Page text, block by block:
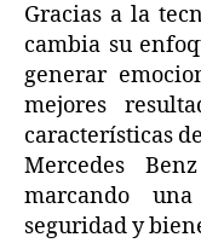
Gracias a la
cambia su
generar
mejores
características
Mercedes
marcando
seguridad y